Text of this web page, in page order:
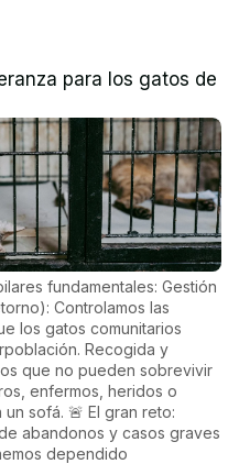
a aquellos que no
la calle: cachorros,
que merecen un sofá.
graves no deja de crecer.
de nuestras
al límite y estamos
garantizar una
de los gatos que
necesitan tratamientos
o cuarentenas),
no tener que decir
El dinero recaudado se
para los gatos de
fundamentales: Gestión
Controlamos las
los gatos comunitarios
Recogida y
que no pueden sobrevivir
enfermos, heridos o
sofá. 🚨 El gran reto:
abandonos y casos graves
dependido